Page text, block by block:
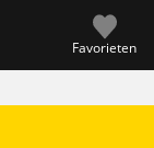
Favorieten